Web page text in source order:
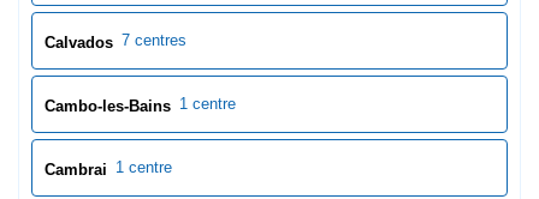
Calvados 7 centres
Cambo-les-Bains 1 centre
Cambrai 1 centre